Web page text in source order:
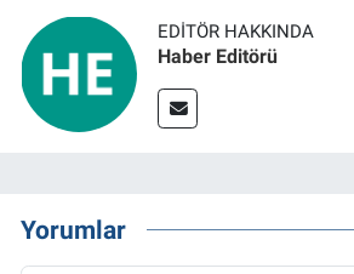
EDITÖR HAKKINDA
Haber Editörü
Yorumlar